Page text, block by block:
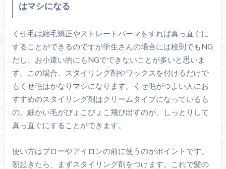
はマシになる
くせ毛は縮毛矯正やストレートパーマをすれば真っ直ぐに
することができるのですが学生さんの場合には校則でもNG
だし、お小遣い的にもNGでできないことが多いと思いま
す。この場合、スタイリング剤やワックスを付けるだけで
もくせ毛はかなりマシになります。くせ毛がつよい人にお
すすめのスタイリング剤はクリームタイプになっているも
の。細かい毛がぴょこぴょこ飛び出すのが、しっとりして
真っ直ぐにすることができます。
使い方はブローやアイロンの前に使うのがポイントです。
朝起きたら、まずスタイリング剤をつけます。これで髪の